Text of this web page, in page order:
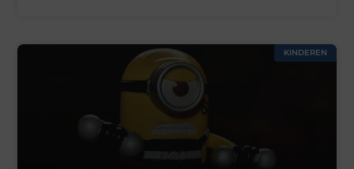
KINDEREN